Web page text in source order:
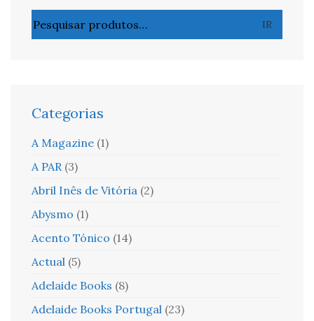
por:
IR
Categorias
A Magazine (1)
A PAR (3)
Abril Inês de Vitória (2)
Abysmo (1)
Acento Tónico (14)
Actual (5)
Adelaide Books (8)
Adelaide Books Portugal (23)